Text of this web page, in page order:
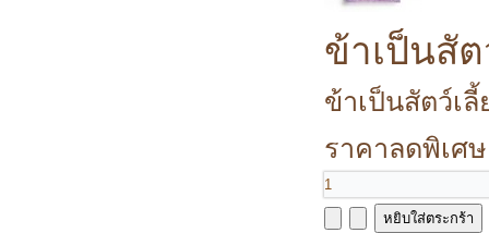
ข้าเป็นสั
ข้าเป็นสัตว์เ
ราคาลดพิเศ